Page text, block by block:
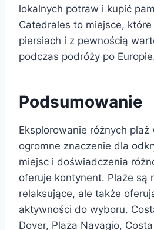
lokalnych potraw i kupić
Catedrales to miejsce,
piersiach i z pewnością
podczas podróży po
Podsumowanie
Eksplorowanie różnych plaż
ogromne znaczenie dla
miejsc i doświadczenia
oferuje kontynent. Plaże są
relaksujące, ale także
aktywności do wyboru.
Dover, Plaża Navagio,